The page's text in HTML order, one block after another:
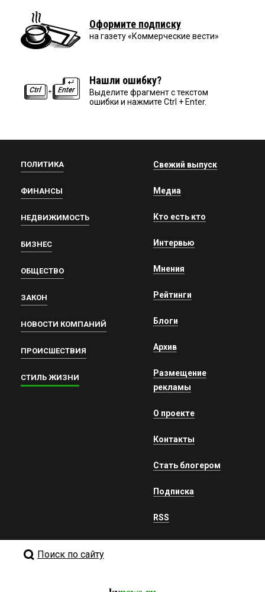
Оформите подписку
на газету «Коммерческие вести»
Нашли ошибку?
Выделите фрагмент с текстом
ошибки и нажмите Ctrl + Enter.
ПОЛИТИКА
ФИНАНСЫ
НЕДВИЖИМОСТЬ
БИЗНЕС
ОБЩЕСТВО
ЗАКОН
НОВОСТИ КОМПАНИЙ
ПРОИСШЕСТВИЯ
СТИЛЬ ЖИЗНИ
Свежий выпуск
Медиа
Кто есть кто
Интервью
Мнения
Рейтинги
Блоги
Архив
Размещение
рекламы
О проекте
Контакты
Стать блогером
Подписка
RSS
Поиск по сайту